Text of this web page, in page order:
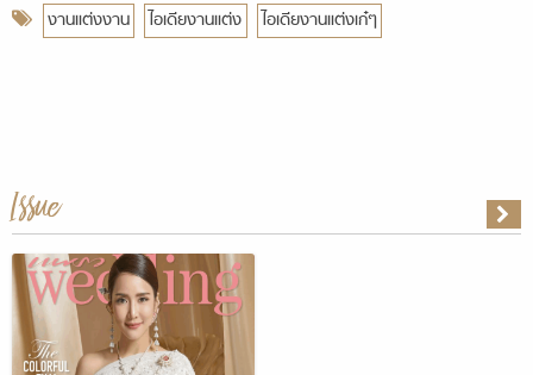
งานแต่งงาน ไอเดียงานแต่ง ไอเดียงานแต่งเก๋ๆ
Issue